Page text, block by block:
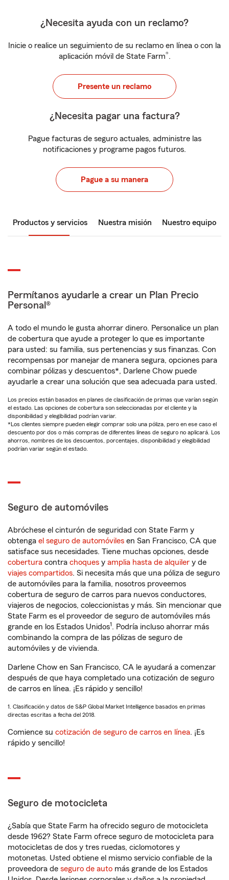
¿Necesita ayuda con un reclamo?
Inicie o realice un seguimiento de su reclamo en línea o con la
aplicación móvil de State Farm®.
Presente un reclamo
¿Necesita pagar una factura?
Pague facturas de seguro actuales, administre las
notificaciones y programe pagos futuros.
Pague a su manera
Productos y servicios Nuestra misión Nuestro equipo
Permítanos ayudarle a crear un Plan Precio
Personal®
A todo el mundo le gusta ahorrar dinero. Personalice un plan
de cobertura que ayude a proteger lo que es importante
para usted: su familia, sus pertenencias y sus finanzas. Con
recompensas por manejar de manera segura, opciones para
combinar pólizas y descuentos*, Darlene Chow puede
ayudarle a crear una solución que sea adecuada para usted.
Los precios están basados en planes de clasificación de primas que varían según
el estado. Las opciones de cobertura son seleccionadas por el cliente y la
disponibilidad y elegibilidad podrían variar.
*Los clientes siempre pueden elegir comprar solo una póliza, pero en ese caso el
descuento por dos o más compras de diferentes líneas de seguro no aplicará. Los
ahorros, nombres de los descuentos, porcentajes, disponibilidad y elegibilidad
podrían variar según el estado.
Seguro de automóviles
Abróchese el cinturón de seguridad con State Farm y
obtenga el seguro de automóviles en San Francisco, CA que
satisface sus necesidades. Tiene muchas opciones, desde
cobertura contra choques y amplia hasta de alquiler y de
viajes compartidos. Si necesita más que una póliza de seguro
de automóviles para la familia, nosotros proveemos
cobertura de seguro de carros para nuevos conductores,
viajeros de negocios, coleccionistas y más. Sin mencionar que
State Farm es el proveedor de seguro de automóviles más
grande en los Estados Unidos1. Podría incluso ahorrar más
combinando la compra de las pólizas de seguro de
automóviles y de vivienda.
Darlene Chow en San Francisco, CA le ayudará a comenzar
después de que haya completado una cotización de seguro
de carros en línea. ¡Es rápido y sencillo!
1. Clasificación y datos de S&P Global Market Intelligence basados en primas
directas escritas a fecha del 2018.
Comience su cotización de seguro de carros en línea. ¡Es
rápido y sencillo!
Seguro de motocicleta
¿Sabía que State Farm ha ofrecido seguro de motocicleta
desde 1962? State Farm ofrece seguro de motocicleta para
motocicletas de dos y tres ruedas, ciclomotores y
motonetas. Usted obtiene el mismo servicio confiable de la
proveedora de seguro de auto más grande de los Estados